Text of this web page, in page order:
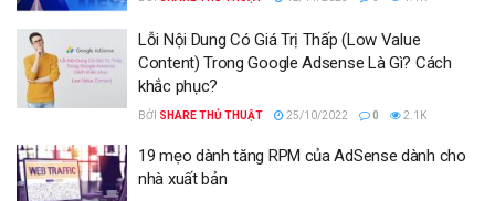
Lỗi Nội Dung Có Giá Trị Thấp (Low Value
Content) Trong Google Adsense Là Gì? Cách
khắc phục?
BỞI SHARE THỦ THUẬT 25/10/2022 0 2.1K
19 mẹo dành tăng RPM của AdSense dành cho
nhà xuất bản